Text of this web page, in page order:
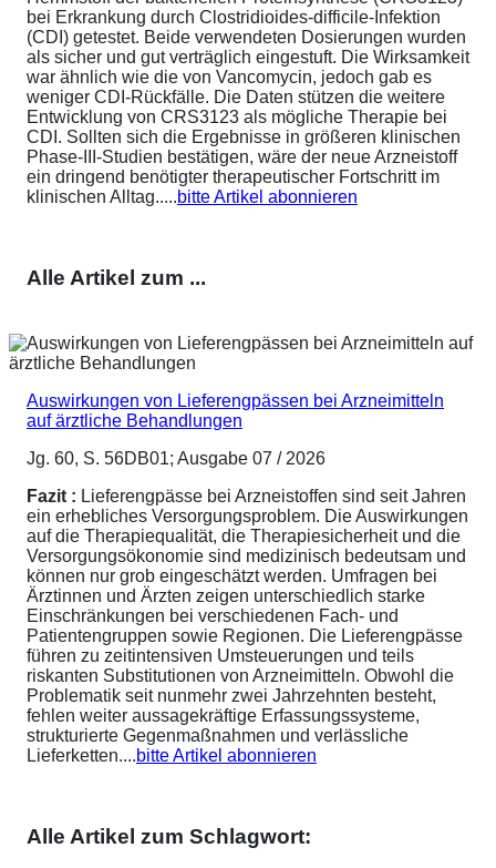
bei Erkrankung durch Clostridioides-difficile-Infektion
(CDI) getestet. Beide verwendeten Dosierungen wurden
als sicher und gut verträglich eingestuft. Die Wirksamkeit
war ähnlich wie die von Vancomycin, jedoch gab es
weniger CDI-Rückfälle. Die Daten stützen die weitere
Entwicklung von CRS3123 als mögliche Therapie bei
CDI. Sollten sich die Ergebnisse in größeren klinischen
Phase-III-Studien bestätigen, wäre der neue Arzneistoff
ein dringend benötigter therapeutischer Fortschritt im
klinischen Alltag.....bitte Artikel abonnieren
Alle Artikel zum ...
Auswirkungen von Lieferengpässen bei Arzneimitteln
auf ärztliche Behandlungen
Jg. 60, S. 56DB01; Ausgabe 07 / 2026
Fazit : Lieferengpässe bei Arzneistoffen sind seit Jahren
ein erhebliches Versorgungsproblem. Die Auswirkungen
auf die Therapiequalität, die Therapiesicherheit und die
Versorgungsökonomie sind medizinisch bedeutsam und
können nur grob eingeschätzt werden. Umfragen bei
Ärztinnen und Ärzten zeigen unterschiedlich starke
Einschränkungen bei verschiedenen Fach- und
Patientengruppen sowie Regionen. Die Lieferengpässe
führen zu zeitintensiven Umsteuerungen und teils
riskanten Substitutionen von Arzneimitteln. Obwohl die
Problematik seit nunmehr zwei Jahrzehnten besteht,
fehlen weiter aussagekräftige Erfassungssysteme,
strukturierte Gegenmaßnahmen und verlässliche
Lieferketten....bitte Artikel abonnieren
Alle Artikel zum Schlagwort: